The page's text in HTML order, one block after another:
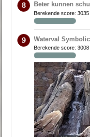
8 Beter kunnen
Berekende score:3035
9 Waterval
Berekende score:3008